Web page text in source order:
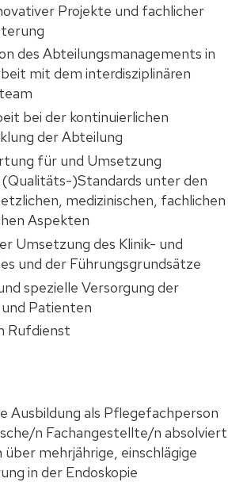
Projekte und fachlicher
des Abteilungsmanagements in
mit dem interdisziplinären
bei der kontinuierlichen
der Abteilung
für und Umsetzung
)Standards unter den
medizinischen, fachlichen
Aspekten
Umsetzung des Klinik- und
und der Führungsgrundsätze
spezielle Versorgung der
Patienten
Rufdienst
Ausbildung als Pflegefachperson
n Fachangestellte/n absolviert
mehrjährige, einschlägige
in der Endoskopie